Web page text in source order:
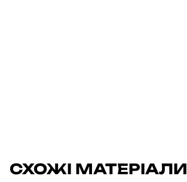
СХОЖІ МАТЕРІАЛИ